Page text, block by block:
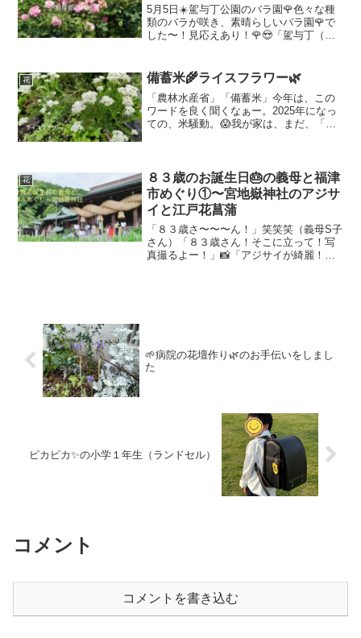
5月5日☀️駕与丁公園のバラ園🌹色々な種
類のバラが咲き、素晴らしいバラ園🌹で
した〜！見応えあり！🌹😍「駕与丁（か
ていた「駕与丁（かよいちょう）」福岡
県糟屋郡。今日は、そ...
花 備蓄米🌾ライスフラワー🌿
「農林水産省」「備蓄米」今年は、この
ワードを良く聞くなぁー。2025年になっ
ての、米騒動。😱我が家は、まだ、「備
ことで…米、ライス、...
花
８３歳のお誕生日🎂の義母と福津
市めぐり①〜宮地嶽神社のアジサ
イと江戸花菖蒲
「８３歳さ〜〜〜ん！」笑笑笑（義母S子
さん）「８３歳さん！そこに立って！写
真撮るよー！」📸「アジサイが綺麗！綺
🌱病院の花壇作り🌿のお手伝いをしまし
た
ピカピカ✨の小学１年生（ランドセル）
コメント
コメントを書き込む